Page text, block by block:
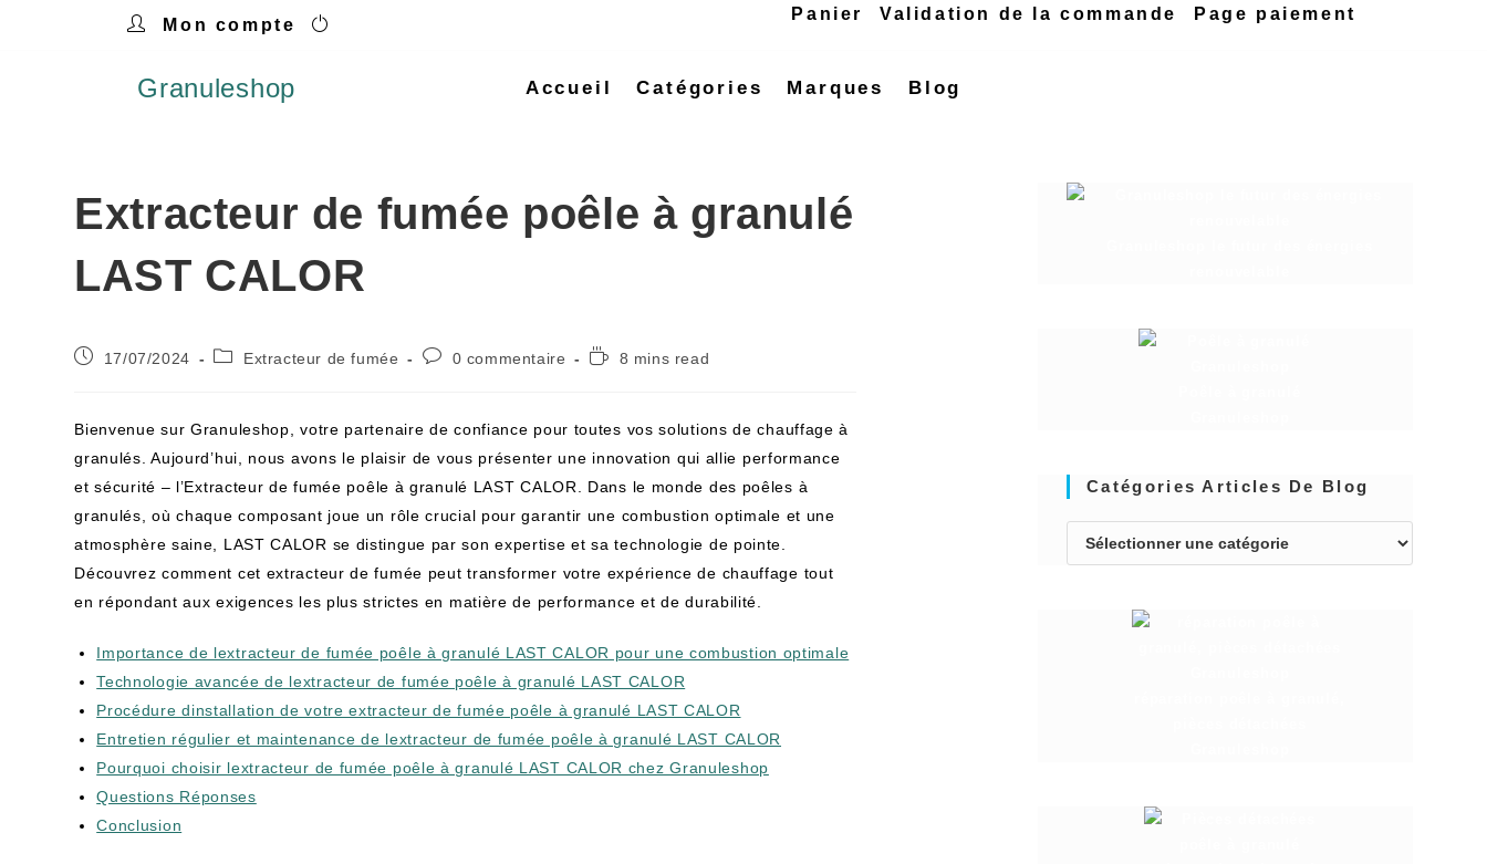
Panier Validation de la commande Page paiement
Mon compte
Granuleshop Accueil Catégories Marques Blog
Extracteur de fumée poêle à granulé
LAST CALOR
17/07/2024 Extracteur de fumée 0 commentaire 8 mins read
Bienvenue sur Granuleshop, votre partenaire de confiance pour toutes vos solutions de chauffage à
granulés. Aujourd’hui, nous avons le plaisir de vous présenter une innovation qui allie performance
et sécurité – l’Extracteur de fumée poêle à granulé LAST CALOR. Dans le monde des poêles à
granulés, où chaque composant joue un rôle crucial pour garantir une combustion optimale et une
atmosphère saine, LAST CALOR se distingue par son expertise et sa technologie de pointe.
Découvrez comment cet extracteur de fumée peut transformer votre expérience de chauffage tout
en répondant aux exigences les plus strictes en matière de performance et de durabilité.
Importance de lextracteur de fumée poêle à granulé LAST CALOR pour une combustion optimale
Technologie avancée de lextracteur de fumée poêle à granulé LAST CALOR
Procédure dinstallation de votre extracteur de fumée poêle à granulé LAST CALOR
Entretien régulier et maintenance de lextracteur de fumée poêle à granulé LAST CALOR
Pourquoi choisir lextracteur de fumée poêle à granulé LAST CALOR chez Granuleshop
Questions Réponses
Conclusion
Catégories Articles De Blog